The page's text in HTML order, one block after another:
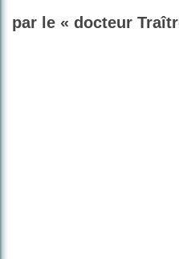
par le « docteur